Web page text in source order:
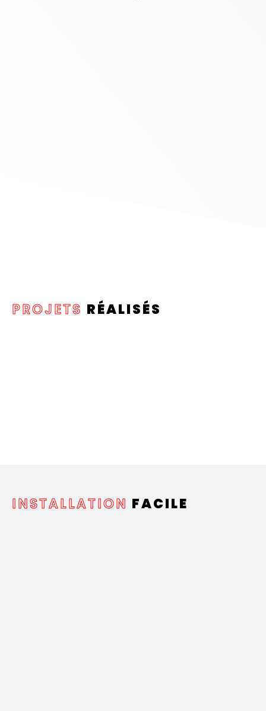
PROJETS RÉALISÉS
INSTALLATION FACILE